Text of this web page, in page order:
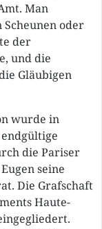
Man
oder
der
und die
Gläubigen
wurde in
die Pariser
seine
Die Grafschaft
Haute-